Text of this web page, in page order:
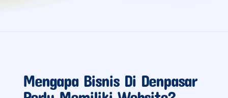
Mengapa Bisnis Di Denpasar